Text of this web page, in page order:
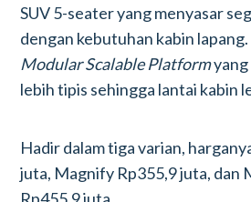
SUV 5-seater yang menyasar
dengan kebutuhan kabin
Modular Scalable Platformyang
lebih tipis sehingga lantai kabin
Hadir dalam tiga varian,
juta, Magnify Rp355,9 juta, dan